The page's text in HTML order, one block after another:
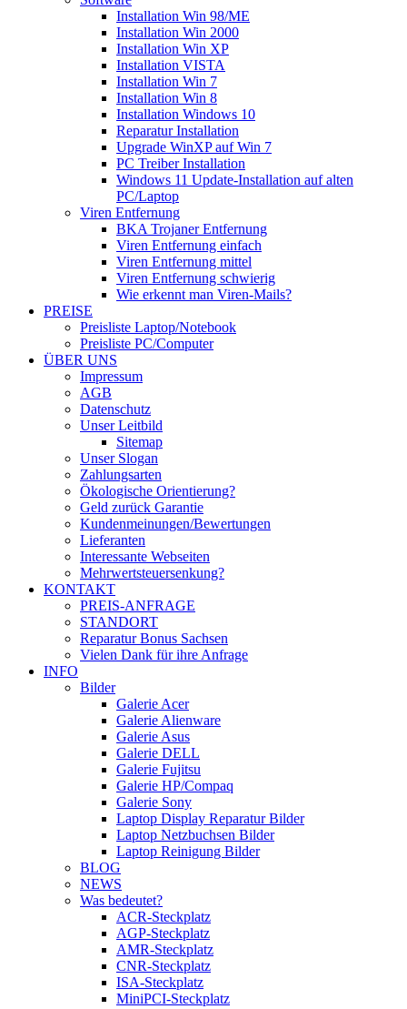
Installation Win 98/ME
Installation Win 2000
Installation Win XP
Installation VISTA
Installation Win 7
Installation Win 8
Installation Windows 10
Reparatur Installation
Upgrade WinXP auf Win 7
PC Treiber Installation
Windows 11 Update-Installation auf alten
PC/Laptop
Viren Entfernung
BKA Trojaner Entfernung
Viren Entfernung einfach
Viren Entfernung mittel
Viren Entfernung schwierig
Wie erkennt man Viren-Mails?
PREISE
Preisliste Laptop/Notebook
Preisliste PC/Computer
ÜBER UNS
Impressum
AGB
Datenschutz
Unser Leitbild
Sitemap
Unser Slogan
Zahlungsarten
Ökologische Orientierung?
Geld zurück Garantie
Kundenmeinungen/Bewertungen
Lieferanten
Interessante Webseiten
Mehrwertsteuersenkung?
KONTAKT
PREIS-ANFRAGE
STANDORT
Reparatur Bonus Sachsen
Vielen Dank für ihre Anfrage
INFO
Bilder
Galerie Acer
Galerie Alienware
Galerie Asus
Galerie DELL
Galerie Fujitsu
Galerie HP/Compaq
Galerie Sony
Laptop Display Reparatur Bilder
Laptop Netzbuchsen Bilder
Laptop Reinigung Bilder
BLOG
NEWS
Was bedeutet?
ACR-Steckplatz
AGP-Steckplatz
AMR-Steckplatz
CNR-Steckplatz
ISA-Steckplatz
MiniPCI-Steckplatz